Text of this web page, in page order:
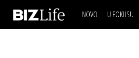
NOVO U FOKUSU
IZJAVA